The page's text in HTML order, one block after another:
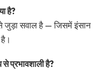
है?
सवाल है — जिसमें इंसान
प्रभावशाली है?